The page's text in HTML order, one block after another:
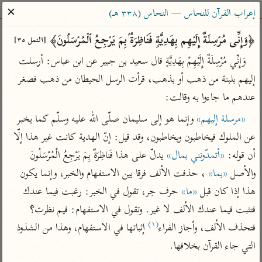
ساهم معنا في نشر القرآن والعلم الشرعي
الباحث القرآني
بحث تفسير علوم مصاحف معاجم
Type 2 or more characters for results.
Type 1 or more
characters for results.
أمّهات
تفسير الطبري
تفسير ابن كثير
تفسير القرطبي
تفسير البغوي
عامّة
فتح البيان للقنوجي
فتح القدير للشوكاني
تفسير ابن جزي
معاصرة
الميسر
المختصر في
التفسير
تفسير السعدي
إعراب القرآن للنحاس — النحاس (٣٣٨ هـ)
✕
﴿وَإِنِّی مُرۡسِلَةٌ إِلَیۡهِم بِهَدِیَّةࣲ فَنَاظِرَةُۢ بِمَ یَرۡجِعُ ٱلۡمُرۡسَلُونَ﴾ [النمل ٣٥]
إليهم بلبنة من ذهب أو بذهب، قرأت الرسل الحيطان من ذهب فصغر
عندهم ما جاءوا به وقالت:
«مرسلة إليهم»
وإنما هو إلى سليمان صلّى الله عليه وسلّم كما يخبر
أن قوله: «أتمدّونني بمال»
والأصل «بما»
هذا إذا كان قبل «ما»
فتحذف الألف، وأجاز الفراء(١)
التي جاء القرآن بخلافها.